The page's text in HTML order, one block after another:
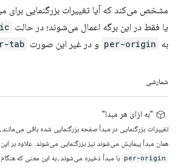
مشخص می‌کند که آیا تغییرات بزرگنمایی برای
یا فقط در این برگه اعمال می‌شوند؛ در حالت
به per-origin و در غیر این صورت tab
شمارشی
"به ازای هر مبدا"
تغییرات بزرگنمایی در مبدأ صفحه بزرگنمایی شده باقی
همان مبدأ پیمایش می‌شوند نیز بزرگنمایی می‌شوند. علاوه بر
per-origin با مبدأ ذخیره می‌شوند، به این معنی که